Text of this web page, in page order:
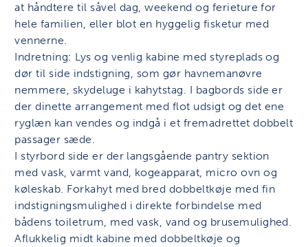
at håndtere til såvel dag, weekend og ferieture for
hele familien, eller blot en hyggelig fisketur med
vennerne.
Indretning: Lys og venlig kabine med styreplads og
dør til side indstigning, som gør havnemanøvre
nemmere, skydeluge i kahytstag. I bagbords side er
der dinette arrangement med flot udsigt og det ene
ryglæn kan vendes og indgå i et fremadrettet dobbelt
passager sæde.
I styrbord side er der langsgående pantry sektion
med vask, varmt vand, kogeapparat, micro ovn og
køleskab. Forkahyt med bred dobbeltkøje med fin
indstigningsmulighed i direkte forbindelse med
bådens toiletrum, med vask, vand og brusemulighed.
Aflukkelig midt kabine med dobbeltkøje og